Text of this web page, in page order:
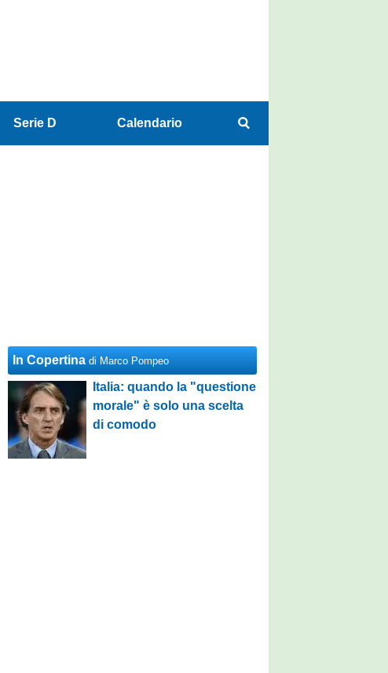
Serie D Calendario
In Copertina di Marco Pompeo
Italia: quando la "questione
morale" è solo una scelta
di comodo